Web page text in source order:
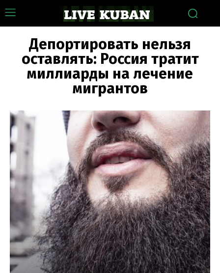
Депортировать нельзя
оставлять: Россия тратит
миллиарды на лечение
мигрантов